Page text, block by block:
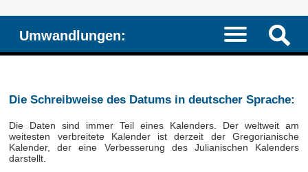
Umwandlungen:
Die Schreibweise des Datums in deutscher Sprache:
Die Daten sind immer Teil eines Kalenders. Der weltweit am
weitesten verbreitete Kalender ist derzeit der Gregorianische
Kalender, der eine Verbesserung des Julianischen Kalenders
darstellt.